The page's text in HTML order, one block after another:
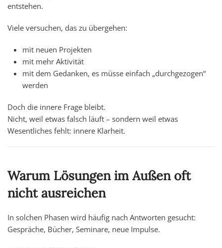
entstehen.
Viele versuchen, das zu übergehen:
mit neuen Projekten
mit mehr Aktivität
mit dem Gedanken, es müsse einfach „durchgezogen“
werden
Doch die innere Frage bleibt.
Nicht, weil etwas falsch läuft – sondern weil etwas
Wesentliches fehlt: innere Klarheit.
Warum Lösungen im Außen oft
nicht ausreichen
In solchen Phasen wird häufig nach Antworten gesucht:
Gespräche, Bücher, Seminare, neue Impulse.